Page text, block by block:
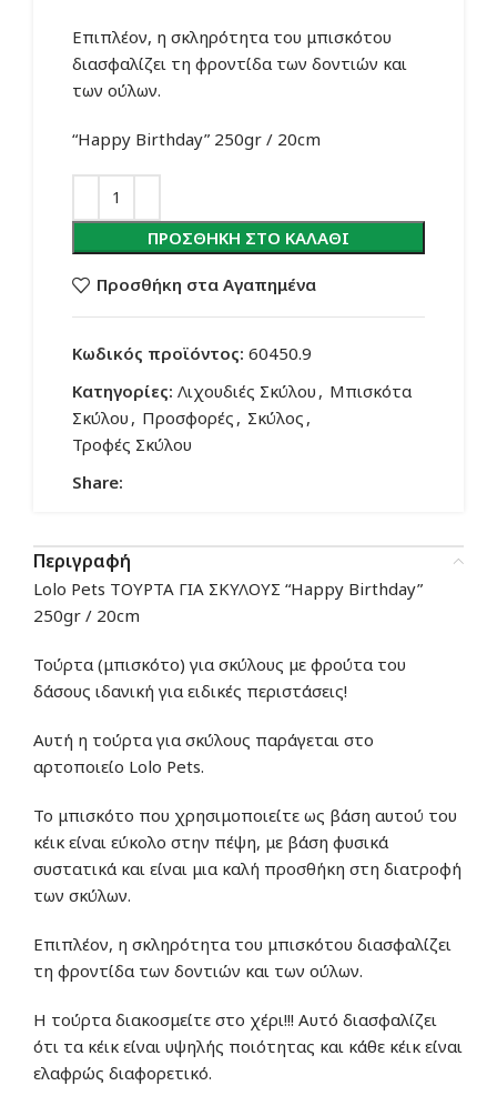
Επιπλέον, η σκληρότητα του μπισκότου
διασφαλίζει τη φροντίδα των δοντιών και
των ούλων.
“Happy Birthday” 250gr / 20cm
ΠΡΟΣΘΉΚΗ ΣΤΟ ΚΑΛΆΘΙ
Προσθήκη στα Αγαπημένα
Κωδικός προϊόντος: 60450.9
Κατηγορίες: Λιχουδιές Σκύλου , Μπισκότα
Σκύλου , Προσφορές , Σκύλος ,
Τροφές Σκύλου
Share:
Περιγραφή
Lolo Pets ΤΟΥΡΤΑ ΓΙΑ ΣΚΥΛΟΥΣ “Happy Birthday”
250gr / 20cm
Τούρτα (μπισκότο) για σκύλους με φρούτα του
δάσους ιδανική για ειδικές περιστάσεις!
Αυτή η τούρτα για σκύλους παράγεται στο
αρτοποιείο Lolo Pets.
Το μπισκότο που χρησιμοποιείτε ως βάση αυτού του
κέικ είναι εύκολο στην πέψη, με βάση φυσικά
συστατικά και είναι μια καλή προσθήκη στη διατροφή
των σκύλων.
Επιπλέον, η σκληρότητα του μπισκότου διασφαλίζει
τη φροντίδα των δοντιών και των ούλων.
Η τούρτα διακοσμείτε στο χέρι!!! Αυτό διασφαλίζει
ότι τα κέικ είναι υψηλής ποιότητας και κάθε κέικ είναι
ελαφρώς διαφορετικό.